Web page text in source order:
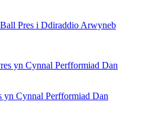
Pres i Ddiraddio Arwyneb
yn Cynnal Perfformiad Dan